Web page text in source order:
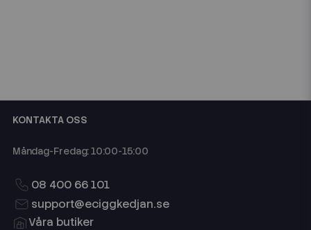
KONTAKTA OSS
Måndag-Fredag: 10:00-15:00
08 400 66 101
support@eciggkedjan.se
Våra butiker